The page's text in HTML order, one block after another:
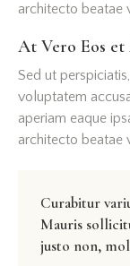
architecto beatae
At Vero Eos et
Sed ut
voluptatem
aperiam eaque
architecto beatae
Curabitur
Mauris
justo non,